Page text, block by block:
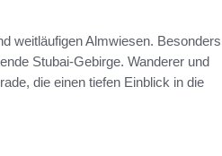
weitläufigen Almwiesen. Besonders
Stubai-Gebirge. Wanderer und
die einen tiefen Einblick in die